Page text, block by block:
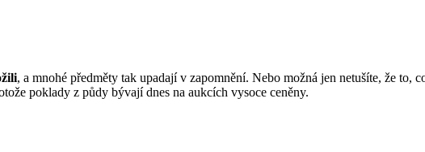
, a mnohé předměty tak upadají v zapomnění. Nebo možná jen netušíte, že to,
poklady z půdy bývají dnes na aukcích vysoce ceněny.